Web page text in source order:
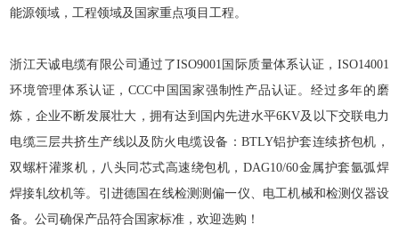
能源领域，工程领域及国家重点项目工程。
浙江天诚电缆有限公司通过了ISO9001国际质量体系认证 ， ISO14001
环境管理体系认证 ，CCC中国国家强制性产品认证 。 经过多年的磨
炼，企业不断发展壮大，拥有达到国内先进水平6KV及以下交联电力
电缆三层共挤生产线以及防火电缆设备：BTLY铝护套连续挤包机，
双螺杆灌浆机，八头同芯式高速绕包机，DAG10/60金属护套氩弧焊
焊接轧纹机等。引进德国在线检测测偏一仪、电工机械和检测仪器设
备。公司确保产品符合国家标准，欢迎选购！